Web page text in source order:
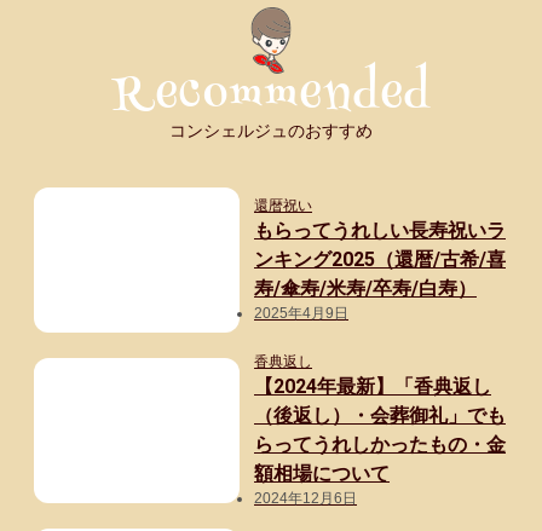
コンシェルジュのおすすめ
還暦祝い
もらってうれしい長寿祝いラ
ンキング2025（還暦/古希/喜
寿/傘寿/米寿/卒寿/白寿）
2025年4月9日
香典返し
【2024年最新】「香典返し
（後返し）・会葬御礼」でも
らってうれしかったもの・金
額相場について
2024年12月6日